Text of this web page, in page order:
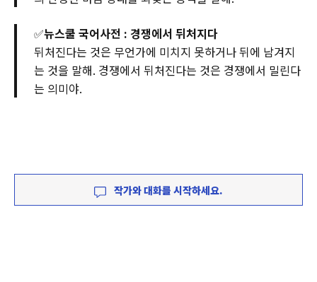
✅뉴스쿨 국어사전 : 경쟁에서 뒤처지다
뒤처진다는 것은 무언가에 미치지 못하거나 뒤에 남겨지
는 것을 말해. 경쟁에서 뒤처진다는 것은 경쟁에서 밀린다
는 의미야.
작가와 대화를 시작하세요.